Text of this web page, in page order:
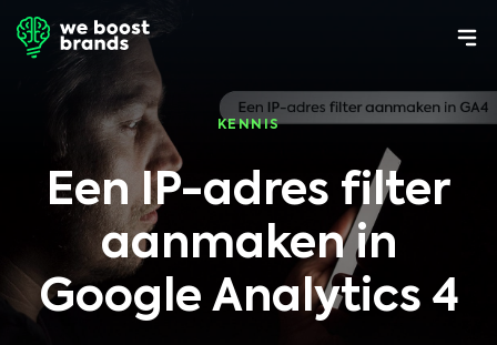
KENNIS
Een IP-adres filter
aanmaken in
Google Analytics 4